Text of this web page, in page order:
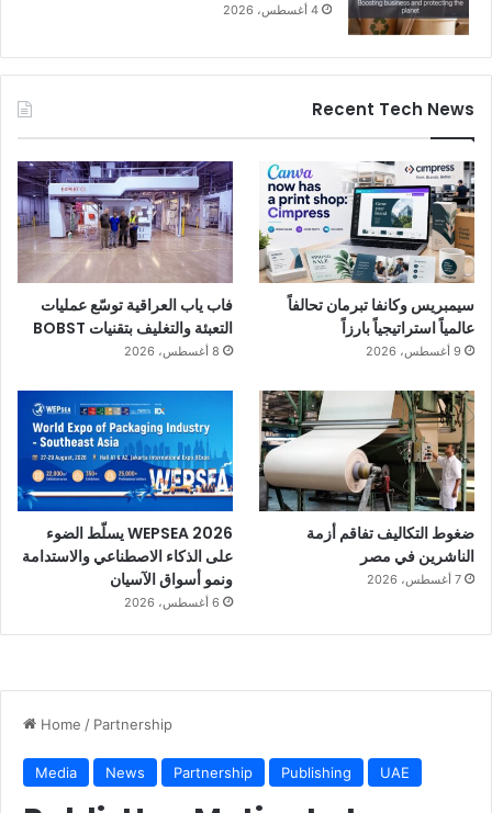
4 أغسطس، 2026
Recent Tech News
سيمبريس وكانفا تبرمان تحالفاً
عالمياً استراتيجياً بارزاً
9 أغسطس، 2026
فاب ياب العراقية توسّع عمليات
التعبئة والتغليف بتقنيات BOBST
8 أغسطس، 2026
ضغوط التكاليف تفاقم أزمة
الناشرين في مصر
7 أغسطس، 2026
WEPSEA 2026 يسلّط الضوء
على الذكاء الاصطناعي والاستدامة
ونمو أسواق الآسيان
6 أغسطس، 2026